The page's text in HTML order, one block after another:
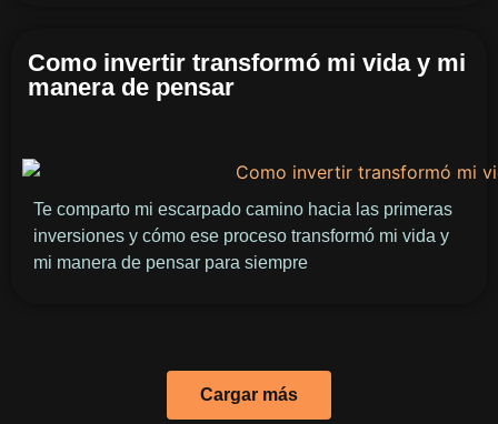
Como invertir transformó mi vida y mi
manera de pensar
Te comparto mi escarpado camino hacia las primeras
inversiones y cómo ese proceso transformó mi vida y
mi manera de pensar para siempre
Cargar más